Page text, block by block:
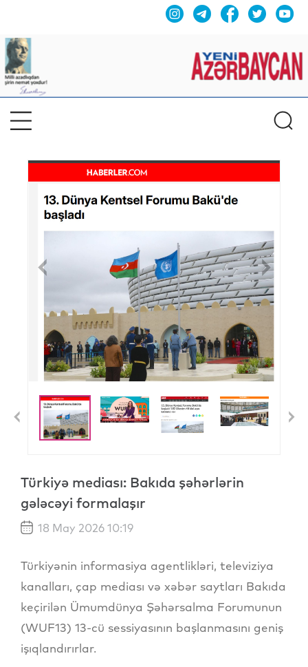
Previous
Previous
Türkiyə mediası: Bakıda şəhərlərin
gələcəyi formalaşır
18 May 2026 10:19
Türkiyənin informasiya agentlikləri, televiziya
kanalları, çap mediası və xəbər saytları Bakıda
keçirilən Ümumdünya Şəhərsalma Forumunun
(WUF13) 13-cü sessiyasının başlanmasını geniş
işıqlandırırlar.